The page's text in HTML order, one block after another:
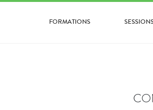
FORMATIONS